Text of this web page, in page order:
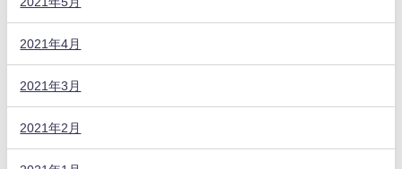
2021年4月
2021年3月
2021年2月